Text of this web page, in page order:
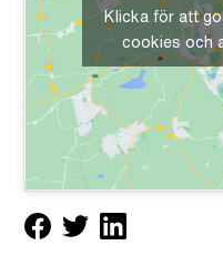
Klicka för att
cookies och